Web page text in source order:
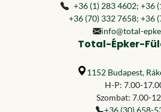
+36 (1) 283 4602; +36
+36 (70) 332 7658; +36
info@total-
Total-Épker-
1152 Budapest,
H-P: 7.00-
Szombat: 7.00-
+36 (30) 658-